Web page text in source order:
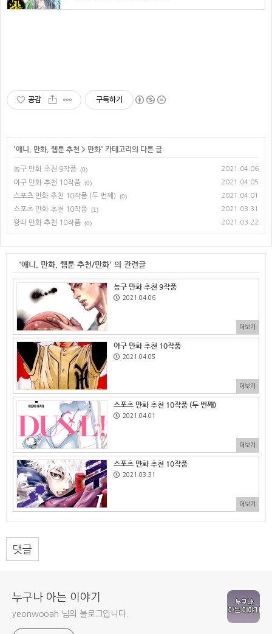
공감 구독하기
'애니, 만화, 웹툰 추천 > 만화' 카테고리의 다른 글
농구 만화 추천 9작품 (0) 2021.04.06
야구 만화 추천 10작품 (0) 2021.04.05
스포츠 만화 추천 10작품 (두 번째) (0) 2021.04.01
스포츠 만화 추천 10작품 (1) 2021.03.31
왕따 만화 추천 10작품 (0) 2021.03.22
'애니, 만화, 웹툰 추천/만화' 의 관련글
농구 만화 추천 9작품
2021.04.06
더보기
야구 만화 추천 10작품
2021.04.05
더보기
스포츠 만화 추천 10작품 (두 번째)
2021.04.01
더보기
스포츠 만화 추천 10작품
2021.03.31
더보기
댓글
누구나 아는 이야기
yeonwooah 님의 블로그입니다.